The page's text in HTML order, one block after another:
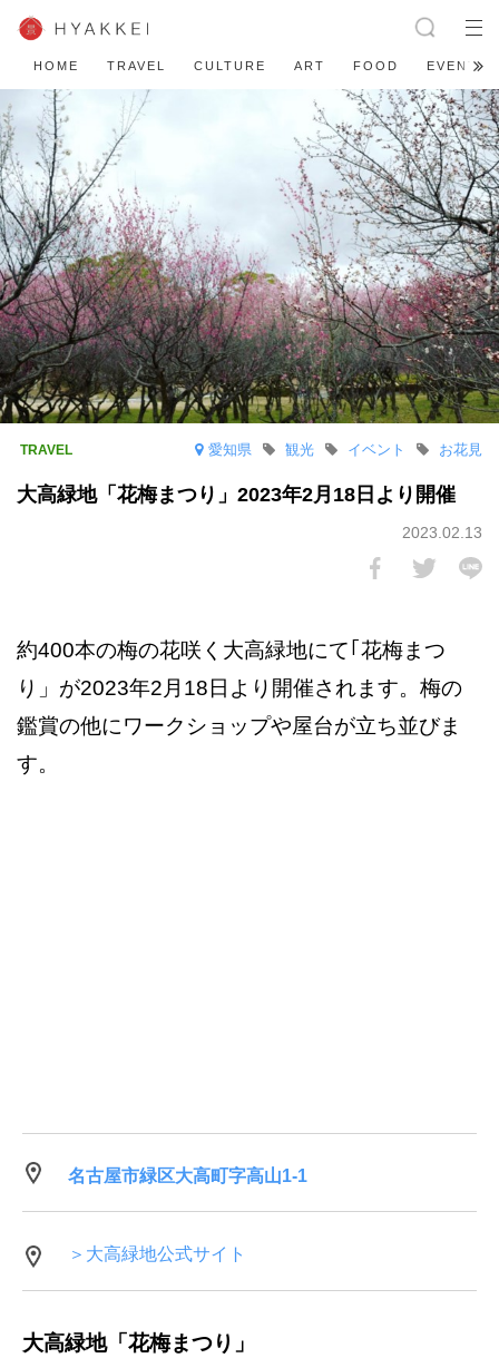
HOME TRAVEL CULTURE ART FOOD EVENT
愛知県 お花見
イベント
観光
大高緑地「花梅まつり」2023年2月18日より開催
2023.02.13
約400本の梅の花咲く大高緑地にて｢花梅まつ
り」が2023年2月18日より開催されます。梅の
鑑賞の他にワークショップや屋台が立ち並びま
す。
名古屋市緑区大高町字高山1-1
＞大高緑地公式サイト
大高緑地「花梅まつり」